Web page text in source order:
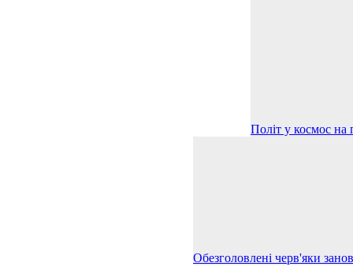
Політ у космос на
Обезголовлені черв'яки